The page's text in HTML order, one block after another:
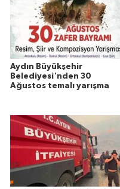
Aydın Büyükşehir
Belediyesi'nden 30
Ağustos temalı yarışma